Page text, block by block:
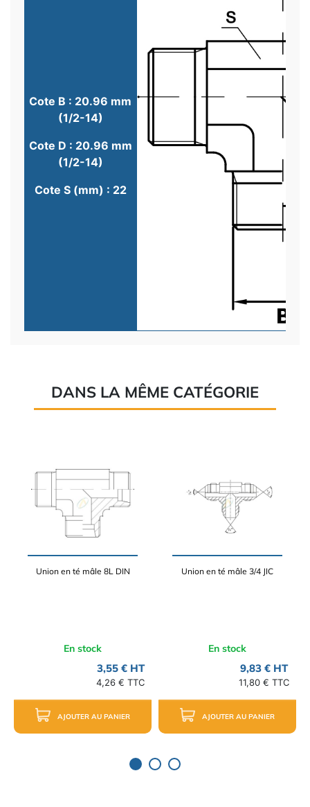
Cote B : 20.96 mm
(1/2-14)
Cote D : 20.96 mm
(1/2-14)
Cote S (mm) : 22
DANS LA MÊME CATÉGORIE
Union en té mâle 8L DIN
En stock
3,55 € HT
4,26 € TTC
AJOUTER AU PANIER
Union en té mâle 3/4 JIC
En stock
9,83 € HT
11,80 € TTC
AJOUTER AU PANIER